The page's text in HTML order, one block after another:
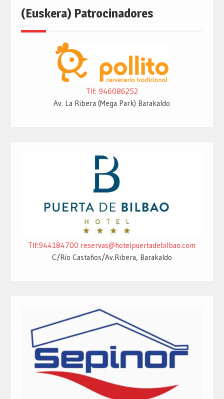
(Euskera) Patrocinadores
Tlf: 946086252
Av. La Ribera (Mega Park) Barakaldo
Tlf:944184700 reservas@hotelpuertadebilbao.com
C/Río Castaños/Av.Ribera, Barakaldo